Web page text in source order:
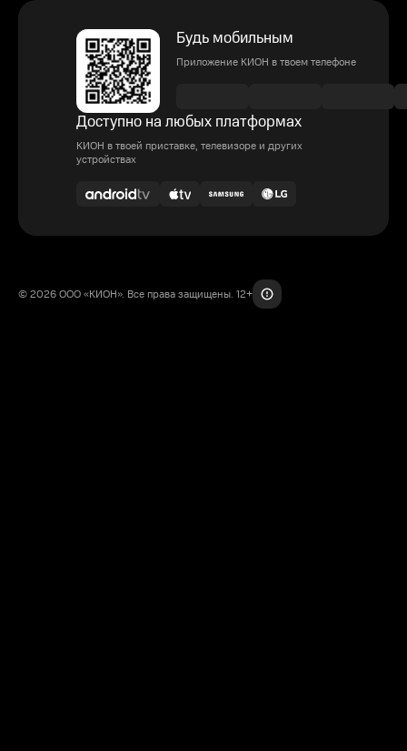
Будь мобильным
Приложение КИОН в твоем телефоне
Доступно на любых платформах
КИОН в твоей приставке, телевизоре и других
устройствах
© 2026 ООО «КИОН». Все права защищены. 12+